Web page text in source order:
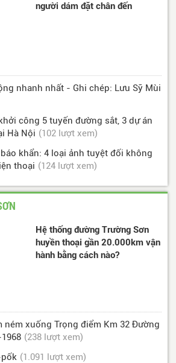
người dám đặt chân đến
nhanh nhất - Ghi chép: Lưu Sỹ Mùi
công 5 tuyến đường sắt, 3 dự án
Hà Nội (102 lượt xem)
khẩn: 4 loại ảnh tuyệt đối không
thoại (124 lượt xem)
Hệ thống đường Trường Sơn
huyền thoại gần 20.000km vận
hành bằng cách nào?
ném xuống Trọng điểm Km 32 Đường
(238 lượt xem)
(1.091 lượt xem)